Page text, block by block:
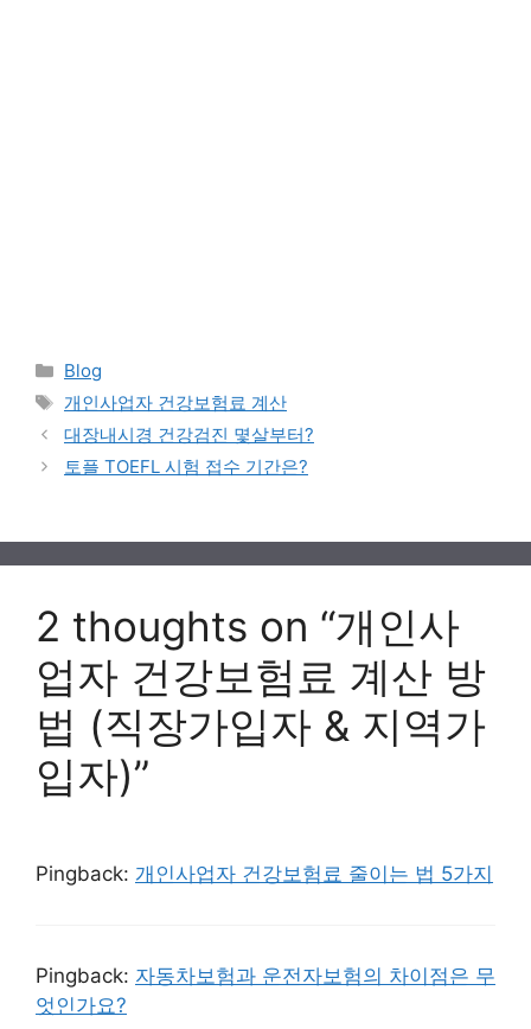
Categories
Blog
Tags
개인사업자 건강보험료 계산
대장내시경 건강검진 몇살부터?
토플 TOEFL 시험 접수 기간은?
2 thoughts on “개인사
업자 건강보험료 계산 방
법 (직장가입자 & 지역가
입자)”
Pingback: 개인사업자 건강보험료 줄이는 법 5가지
Pingback: 자동차보험과 운전자보험의 차이점은 무
엇인가요?